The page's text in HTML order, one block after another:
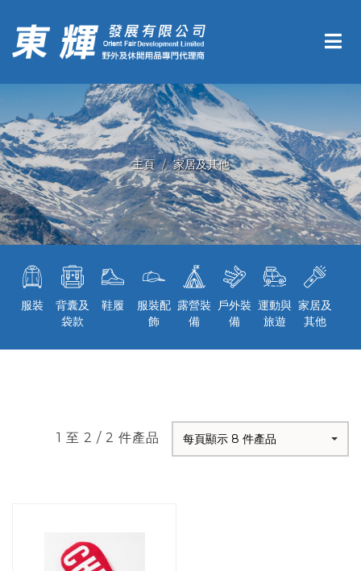
主頁 家居及其他
服裝
背囊及
袋款
鞋履
服裝配
飾
露營裝
備
戶外裝
備
運動與
旅遊
家居及
其他
1 至 2 / 2 件產品 每頁顯示 8 件產品